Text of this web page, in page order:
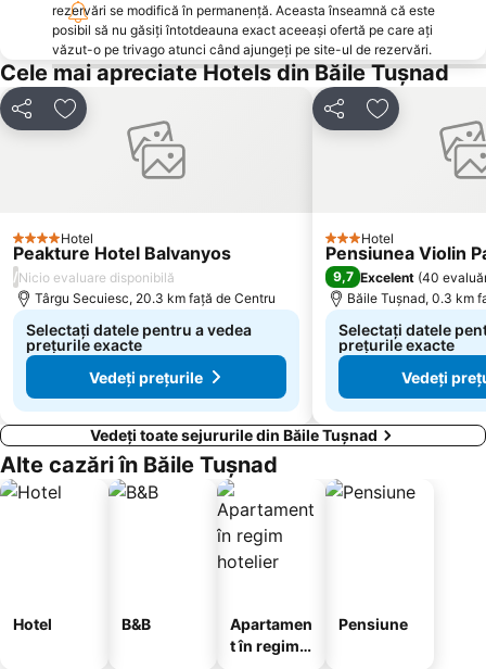
rezervări se modifică în permanență. Aceasta înseamnă că este
posibil să nu găsiți întotdeauna exact aceeași ofertă pe care ați
văzut-o pe trivago atunci când ajungeți pe site-ul de rezervări.
Cele mai apreciate Hotels din Băile Tuşnad
DistribuițiAdăugaţi la favorite
4 SteleHotel
Peakture Hotel Balvanyos
/Nicio evaluare disponibilă
Târgu Secuiesc, 20.3 km faţă de Centru
Selectați datele pentru a vedea
prețurile exacte
Vedeți prețurile
DistribuițiAdăugaţi la
3 SteleHotel
Pensiunea Violin
9,7 Excelent (40
Băile Tuşnad, 0.3 km
Selectați datele
prețurile exacte
Vedeți
Vedeți toate sejururile din Băile Tuşnad
Alte cazări în Băile Tuşnad
Hotel B&B
Apartamen
t în regim
Pensiune